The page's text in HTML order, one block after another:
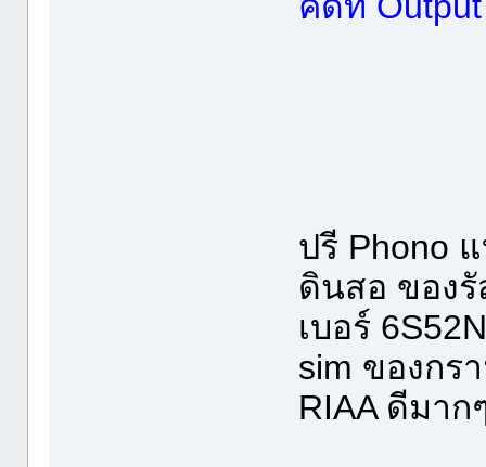
ปรี Phono
ดินสอ ของ
เบอร์
sim ของกร
RIAA ดีมาก